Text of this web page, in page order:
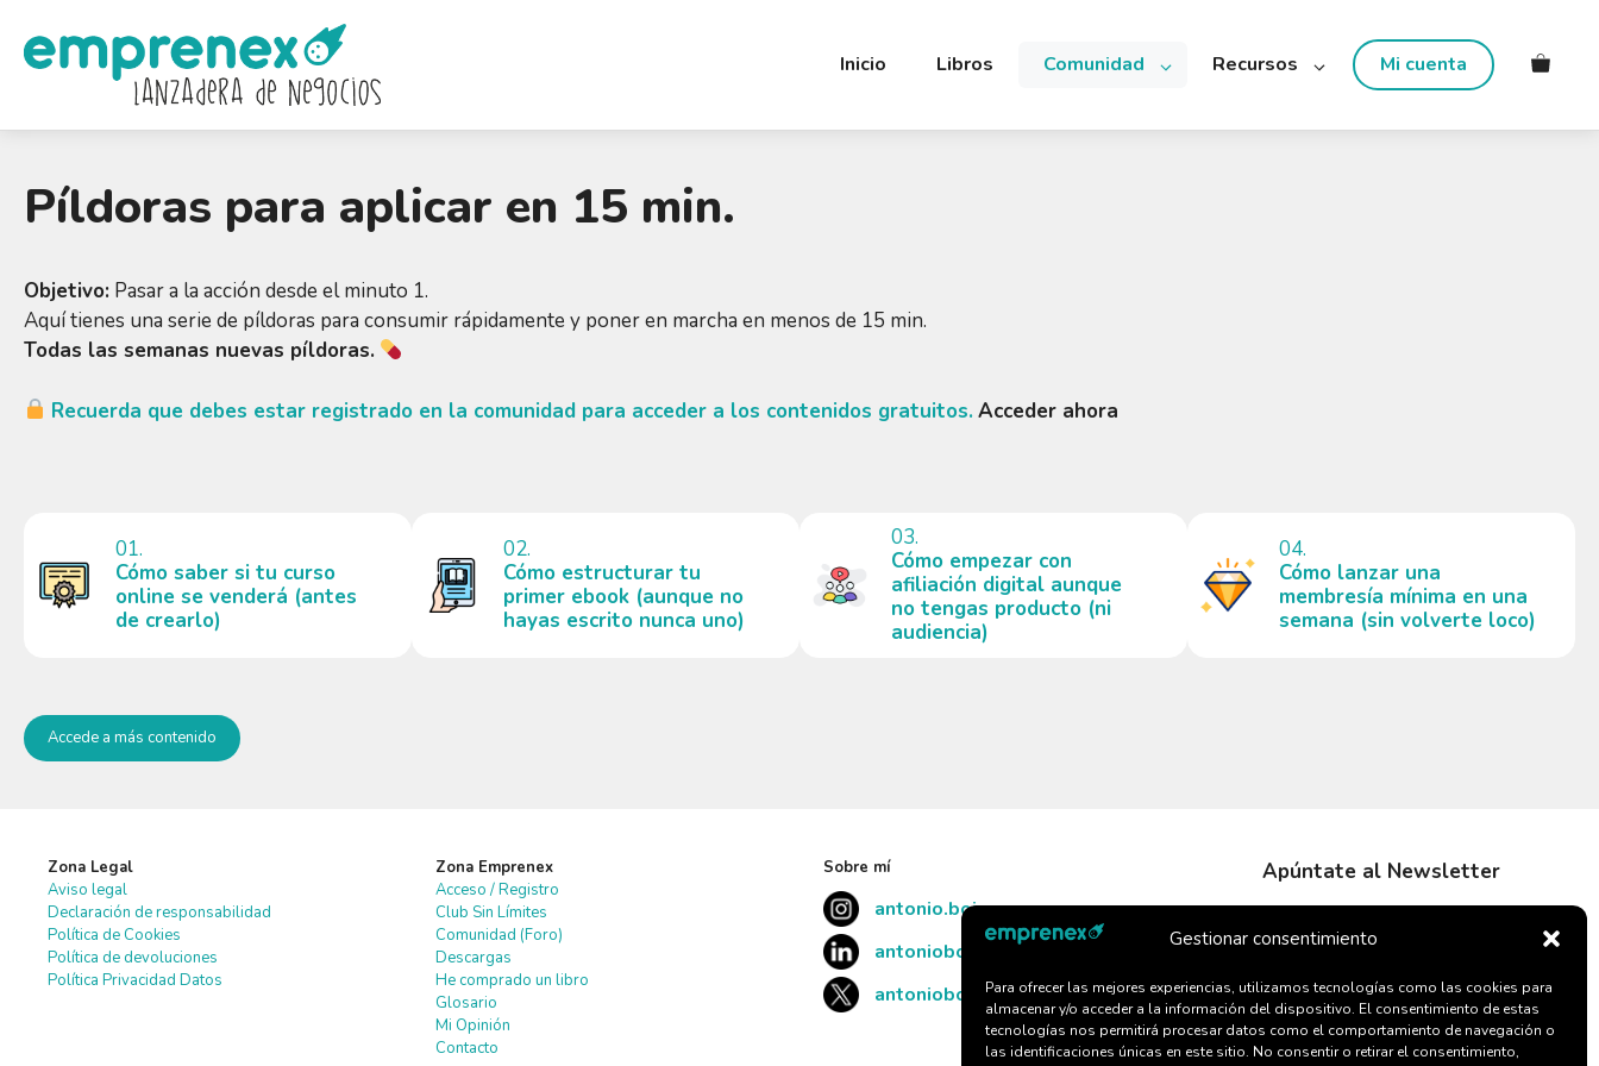
Gestionar consentimiento
Para ofrecer las mejores experiencias, utilizamos tecnologías como las cookies para
almacenar y/o acceder a la información del dispositivo. El consentimiento de estas
tecnologías nos permitirá procesar datos como el comportamiento de navegación o
las identificaciones únicas en este sitio. No consentir o retirar el consentimiento,
contenido
Inicio Libros Comunidad Recursos Mi cuenta
Píldoras para aplicar en 15 min.
Objetivo: Pasar a la acción desde el minuto 1.
Aquí tienes una serie de píldoras para consumir rápidamente y poner en marcha en menos de 15 min.
Todas las semanas nuevas píldoras.
Recuerda que debes estar registrado en la comunidad para acceder a los contenidos gratuitos.Acceder ahora
01.
Cómo saber si tu curso
online se venderá (antes
de crearlo)
02.
Cómo estructurar tu
primer ebook (aunque no
hayas escrito nunca uno)
03.
Cómo empezar con
afiliación digital aunque
no tengas producto (ni
audiencia)
04.
Cómo lanzar una
membresía mínima en una
semana (sin volverte loco)
Accede a más contenido
Zona Legal
Aviso legal
Declaración de responsabilidad
Política de Cookies
Política de devoluciones
Política Privacidad Datos
Zona Emprenex
Acceso / Registro
Club Sin Límites
Comunidad (Foro)
Descargas
He comprado un libro
Glosario
Mi Opinión
Contacto
Sobre mí
antonio.boix
antonioboix
antonioboix
Apúntate al Newsletter